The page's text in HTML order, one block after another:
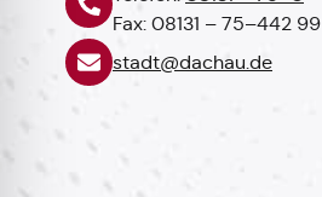
Fax: 08131 – 75–442 99
stadt@dachau.de